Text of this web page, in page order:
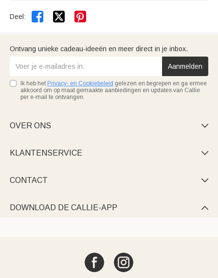
Deel:  
Ontvang unieke cadeau-ideeën en meer direct in je inbox.
Aanmelden
Ik heb het Privacy- en Cookiebeleid gelezen en begrepen en ga ermee
akkoord om op maat gemaakte aanbiedingen en updates van Callie
per e-mail te ontvangen.
OVER ONS 
KLANTENSERVICE 
CONTACT 
DOWNLOAD DE CALLIE-APP 